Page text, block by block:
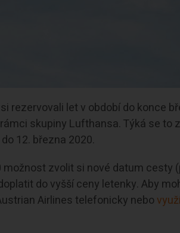
rezervovali let v období do konce
skupiny Lufthansa. Týká se to
12. března 2020.
zvolit si nové datum cesty
do vyšší ceny letenky. Aby
Airlines telefonicky nebo